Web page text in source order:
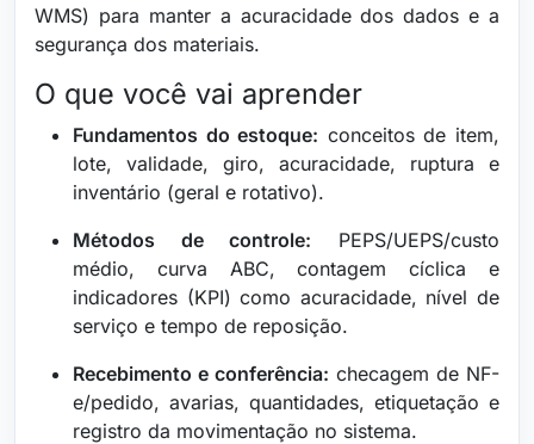
WMS) para manter a acuracidade dos dados e a
segurança dos materiais.
O que você vai aprender
Fundamentos do estoque: conceitos de item,
lote, validade, giro, acuracidade, ruptura e
inventário (geral e rotativo).
Métodos de controle: PEPS/UEPS/custo
médio, curva ABC, contagem cíclica e
indicadores (KPI) como acuracidade, nível de
serviço e tempo de reposição.
Recebimento e conferência: checagem de NF-
e/pedido, avarias, quantidades, etiquetação e
registro da movimentação no sistema.